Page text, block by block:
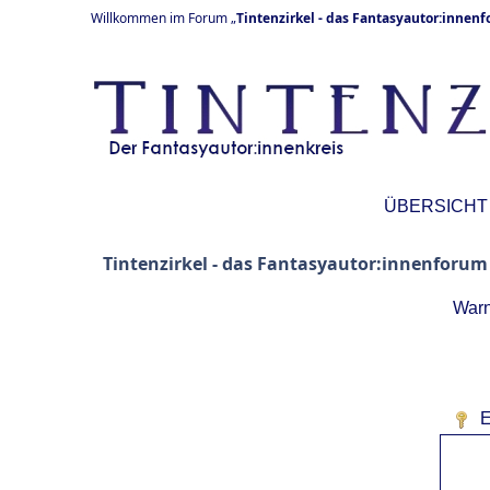
Willkommen im Forum „Tintenzirkel - das
ÜBERSICHT
Tintenzirkel - das Fantasyautor:innenforum